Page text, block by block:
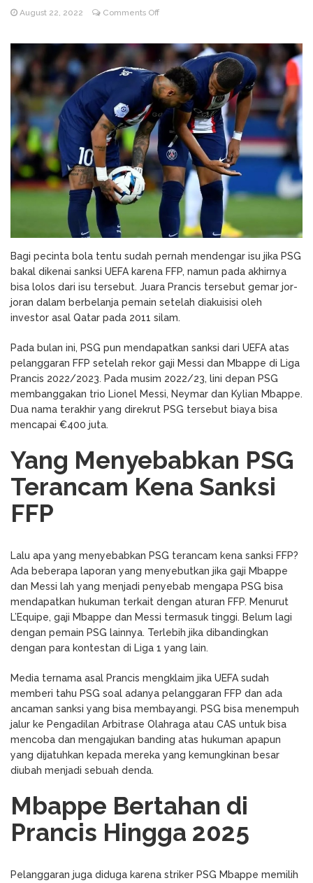
δοκιμάσετε
August 6, 2026
NV Casino
Auszahlungsleitfaden: Schritt-für-Schritt-
Anleitung zum Auszahlen
August 22, 2022 Comments Offon
Terancam
Terkena
Sanksi
Berat
UEFA,
Apa
Sebabnya?
Bagi pecinta bola tentu sudah pernah mendengar isu jika PSG
bakal dikenai sanksi UEFA karena FFP, namun pada akhirnya
bisa lolos dari isu tersebut. Juara Prancis tersebut gemar jor-
joran dalam berbelanja pemain setelah diakuisisi oleh
investor asal Qatar pada 2011 silam.
Pada bulan ini, PSG pun mendapatkan sanksi dari UEFA atas
pelanggaran FFP setelah rekor gaji Messi dan Mbappe di Liga
Prancis 2022/2023. Pada musim 2022/23, lini depan PSG
membanggakan trio Lionel Messi, Neymar dan Kylian Mbappe.
Dua nama terakhir yang direkrut PSG tersebut biaya bisa
mencapai €400 juta.
Yang Menyebabkan PSG
Terancam Kena Sanksi
FFP
Lalu apa yang menyebabkan PSG terancam kena sanksi FFP?
Ada beberapa laporan yang menyebutkan jika gaji Mbappe
dan Messi lah yang menjadi penyebab mengapa PSG bisa
mendapatkan hukuman terkait dengan aturan FFP. Menurut
L’Equipe, gaji Mbappe dan Messi termasuk tinggi. Belum lagi
dengan pemain PSG lainnya. Terlebih jika dibandingkan
dengan para kontestan di Liga 1 yang lain.
Media ternama asal Prancis mengklaim jika UEFA sudah
memberi tahu PSG soal adanya pelanggaran FFP dan ada
ancaman sanksi yang bisa membayangi. PSG bisa menempuh
jalur ke Pengadilan Arbitrase Olahraga atau CAS untuk bisa
mencoba dan mengajukan banding atas hukuman apapun
yang dijatuhkan kepada mereka yang kemungkinan besar
diubah menjadi sebuah denda.
Mbappe Bertahan di
Prancis Hingga 2025
Pelanggaran juga diduga karena striker PSG Mbappe memilih